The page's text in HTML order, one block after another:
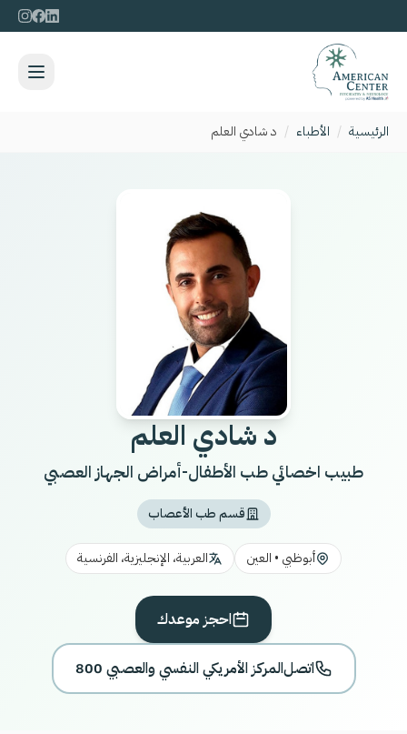
الرئيسية / الأطباء / د شادي العلم
د شادي العلم
طبيب اخصائي طب الأطفال-أمراض الجهاز العصبي
قسم طب الأعصاب
أبوظبي • العين العربية، الإنجليزية، الفرنسية
احجز موعدك
اتصل800 المركز الأمريكي النفسي والعصبي